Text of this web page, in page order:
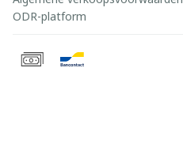
ODR-platform